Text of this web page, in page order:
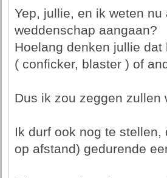
Yep, jullie, en ik weten
weddenschap aangaan?
Hoelang denken jullie
( conficker, blaster ) of
Dus ik zou zeggen zullen
Ik durf ook nog te
op afstand) gedurende